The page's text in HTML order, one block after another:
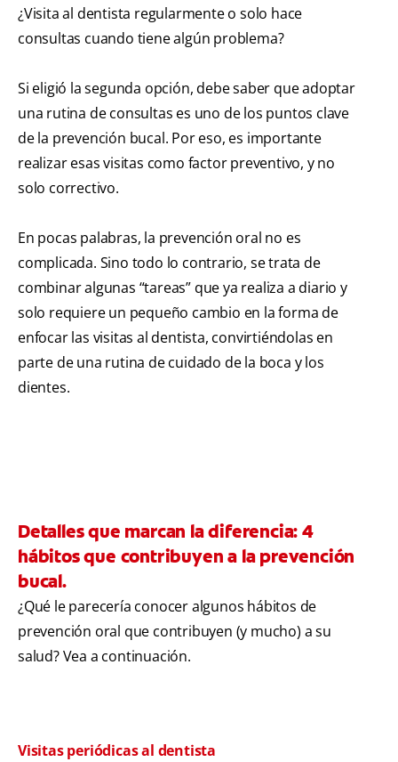
¿Visita al dentista regularmente o solo hace
consultas cuando tiene algún problema?
Si eligió la segunda opción, debe saber que adoptar
una rutina de consultas es uno de los puntos clave
de la prevención bucal. Por eso, es importante
realizar esas visitas como factor preventivo, y no
solo correctivo.
En pocas palabras, la prevención oral no es
complicada. Sino todo lo contrario, se trata de
combinar algunas “tareas” que ya realiza a diario y
solo requiere un pequeño cambio en la forma de
enfocar las visitas al dentista, convirtiéndolas en
parte de una rutina de cuidado de la boca y los
dientes.
Detalles que marcan la diferencia: 4
hábitos que contribuyen a la prevención
bucal.
¿Qué le parecería conocer algunos hábitos de
prevención oral que contribuyen (y mucho) a su
salud? Vea a continuación.
Visitas periódicas al dentista